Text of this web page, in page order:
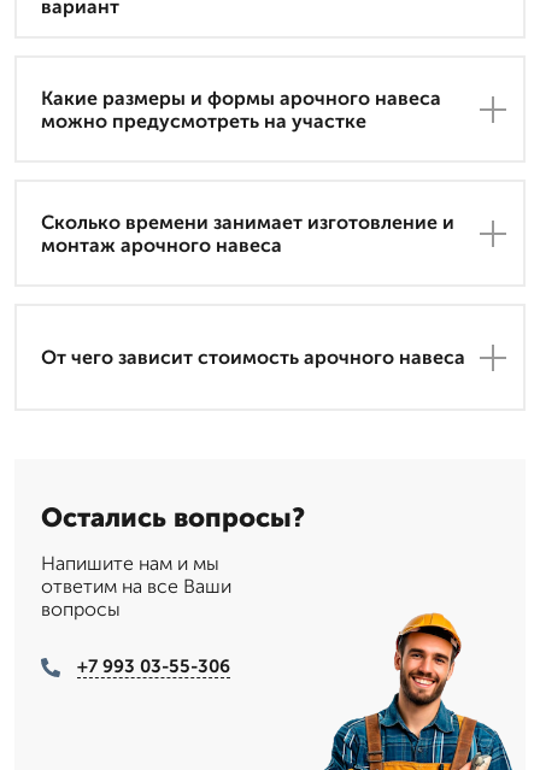
вариант
Какие размеры и формы арочного навеса
можно предусмотреть на участке
Сколько времени занимает изготовление и
монтаж арочного навеса
От чего зависит стоимость арочного навеса
Остались вопросы?
Напишите нам и мы
ответим на все Ваши
вопросы
+7 993 03-55-306